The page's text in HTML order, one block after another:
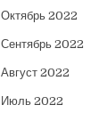
Октябрь 2022
Сентябрь 2022
Август 2022
Июль 2022